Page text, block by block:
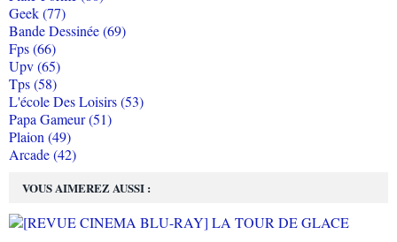
VOUS AIMEREZ AUSSI :
Geek (77)
Bande Dessinée (69)
Fps (66)
Upv (65)
Tps (58)
L'école Des Loisirs (53)
Papa Gameur (51)
Plaion (49)
Arcade (42)